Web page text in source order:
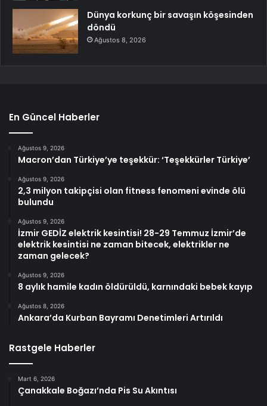
Dünya korkunç bir savaşın köşesinden
döndü
Ağustos 8, 2026
En Güncel Haberler
Ağustos 9, 2026
Macron’dan Türkiye’ye teşekkür: ‘Teşekkürler Türkiye’
Ağustos 9, 2026
2,3 milyon takipçisi olan fitness fenomeni evinde ölü
bulundu
Ağustos 9, 2026
İzmir GEDİZ elektrik kesintisi! 28-29 Temmuz İzmir’de
elektrik kesintisi ne zaman bitecek, elektrikler ne
zaman gelecek?
Ağustos 9, 2026
8 aylık hamile kadın öldürüldü, karnındaki bebek kayıp
Ağustos 8, 2026
Ankara’da Kurban Bayramı Denetimleri Artırıldı
Rastgele Haberler
Mart 6, 2026
Çanakkale Boğazı’nda Pis Su Akıntısı